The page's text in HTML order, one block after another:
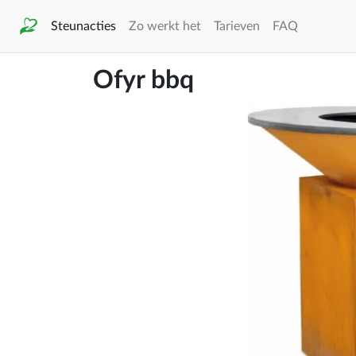
Steunacties Zo werkt het Tarieven FAQ
Ofyr bbq